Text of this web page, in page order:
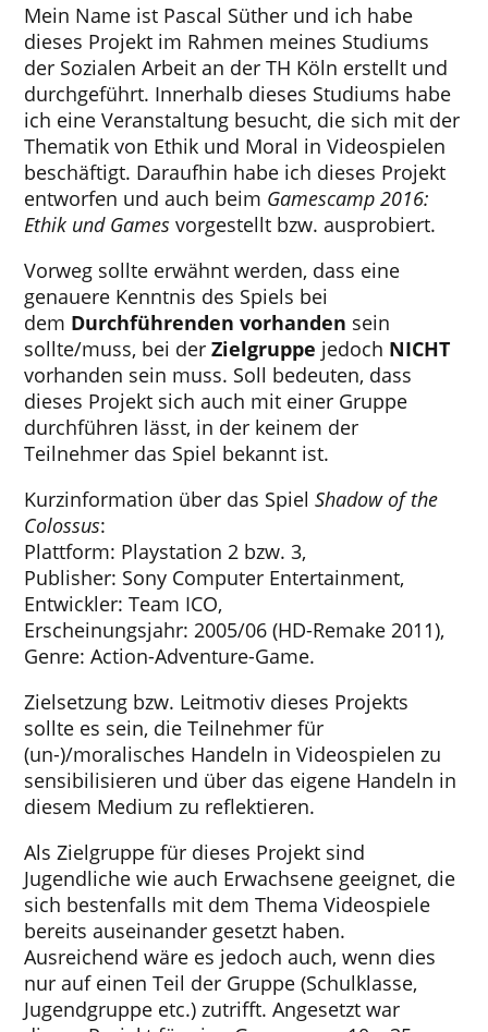
Mein Name ist Pascal Süther und ich habe
dieses Projekt im Rahmen meines Studiums
der Sozialen Arbeit an der TH Köln erstellt und
durchgeführt. Innerhalb dieses Studiums habe
ich eine Veranstaltung besucht, die sich mit der
Thematik von Ethik und Moral in Videospielen
beschäftigt. Daraufhin habe ich dieses Projekt
entworfen und auch beim Gamescamp 2016:
Ethik und Games vorgestellt bzw. ausprobiert.
Vorweg sollte erwähnt werden, dass eine
genauere Kenntnis des Spiels bei
dem Durchführenden vorhanden sein
sollte/muss, bei der Zielgruppe jedoch NICHT
vorhanden sein muss. Soll bedeuten, dass
dieses Projekt sich auch mit einer Gruppe
durchführen lässt, in der keinem der
Teilnehmer das Spiel bekannt ist.
Kurzinformation über das SpielShadow of the
Colossus:
Plattform: Playstation 2 bzw. 3,
Publisher: Sony Computer Entertainment,
Entwickler: Team ICO,
Erscheinungsjahr: 2005/06 (HD-Remake 2011),
Genre: Action-Adventure-Game.
Zielsetzung bzw. Leitmotiv dieses Projekts
sollte es sein, die Teilnehmer für
(un-)/moralisches Handeln in Videospielen zu
sensibilisieren und über das eigene Handeln in
diesem Medium zu reflektieren.
Als Zielgruppe für dieses Projekt sind
Jugendliche wie auch Erwachsene geeignet, die
sich bestenfalls mit dem Thema Videospiele
bereits auseinander gesetzt haben.
Ausreichend wäre es jedoch auch, wenn dies
nur auf einen Teil der Gruppe (Schulklasse,
Jugendgruppe etc.) zutrifft. Angesetzt war